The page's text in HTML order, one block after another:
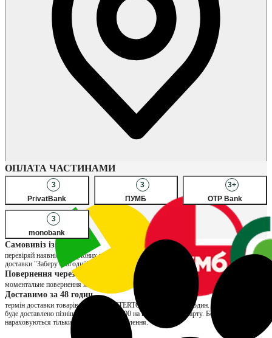
Наявність в магазинах
ОПЛАТА ЧАСТИНАМИ
3
PrivatBank
3
ПУМБ
3+
OTP Bank
3
monobank
Самовивіз із магазину
перевіряй наявність потрібних товарів в улюблених магазинах, обирай спосіб
доставки "Заберу сьогодні" та сплачуй за товар вже при отриманні
Повернення через магазин
моментальне повернення коштів та можливість обміну на інший розмір
Доставимо за 48 годин
термін доставки товарів продавця INTERTOP складає до 48 годин. Якщо замовлення
буде доставлено пізніше, нарахуємо ₴200 на вашу бонусну карту. Бонуси
нараховуються тільки за отримані замовлення.